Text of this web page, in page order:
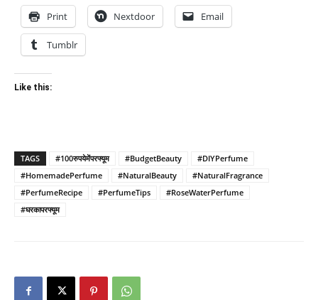
Print Nextdoor Email
Tumblr
Like this:
TAGS #100रुपयेमेंपरफ्यूम #BudgetBeauty
#DIYPerfume
#HomemadePerfume
#NaturalBeauty
#NaturalFragrance
#PerfumeRecipe
#PerfumeTips
#RoseWaterPerfume
#घरकापरफ्यूम